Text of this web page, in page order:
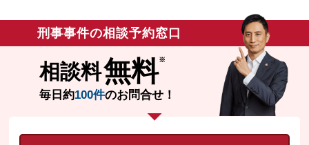
刑事事件の相談予約窓口
相談料無料
毎日約100件のお問合せ！